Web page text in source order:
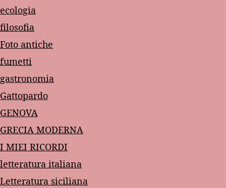
ecologia
filosofia
Foto antiche
fumetti
gastronomia
Gattopardo
GENOVA
GRECIA MODERNA
I MIEI RICORDI
letteratura italiana
Letteratura siciliana